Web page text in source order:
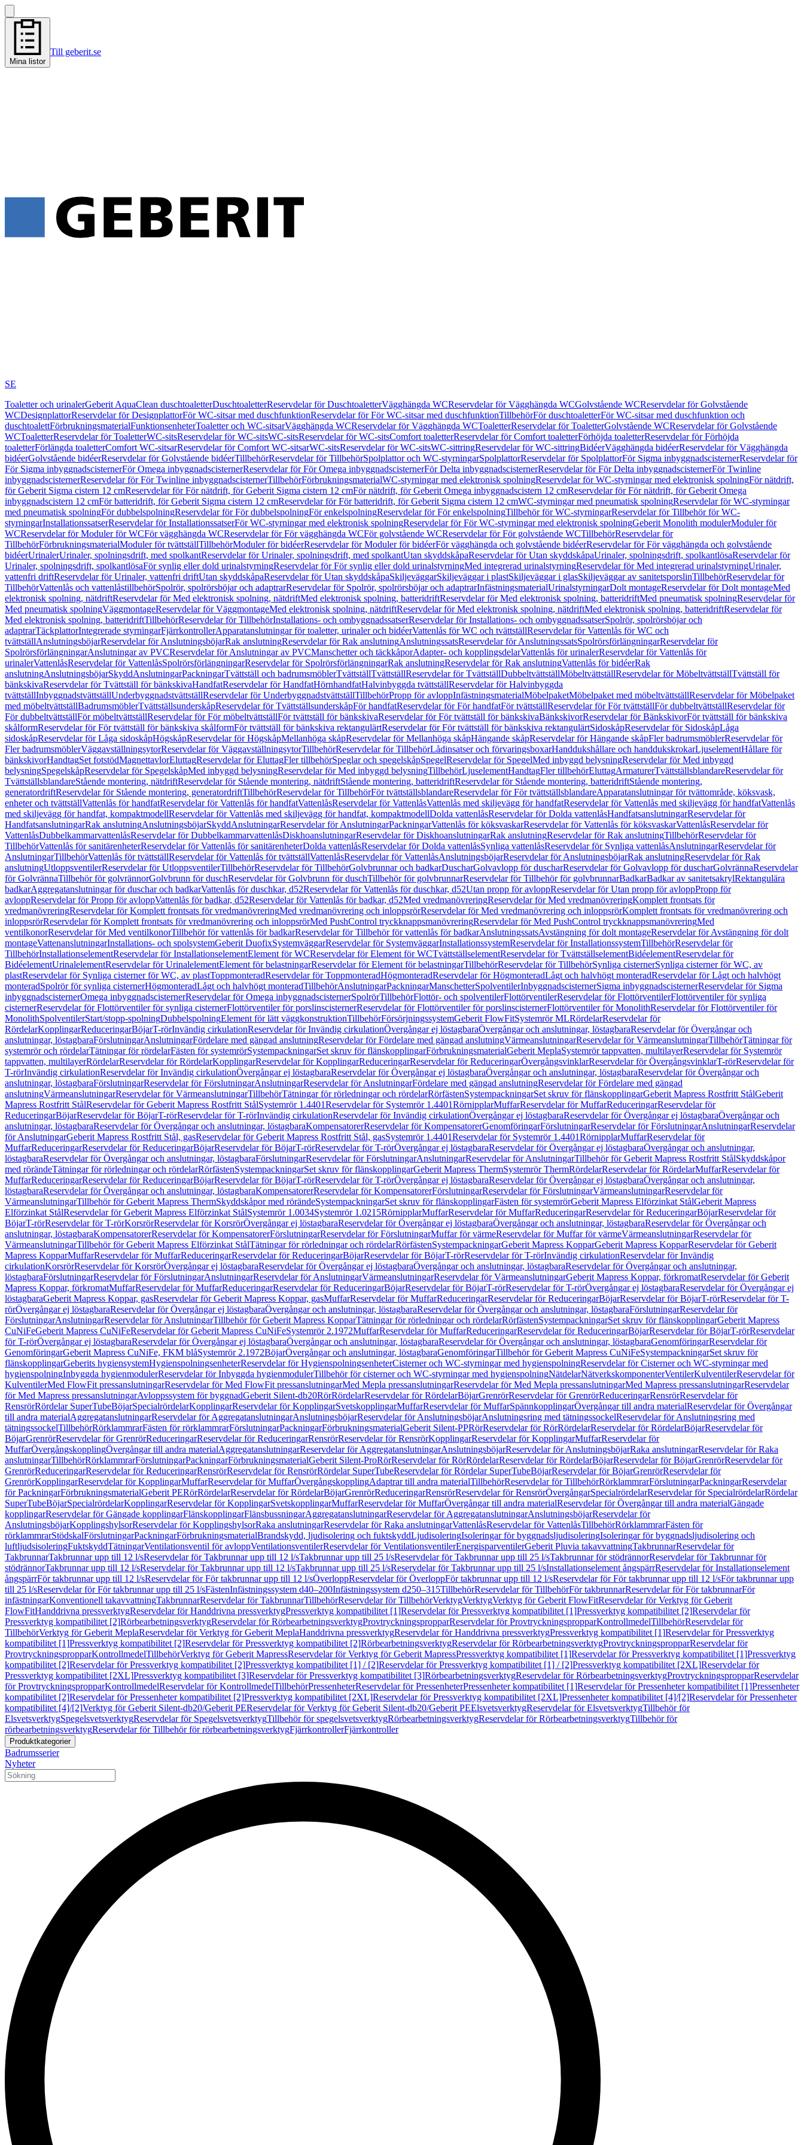
Mina listor
Till geberit.se
SE
Toaletter och urinalerGeberit AquaClean duschtoaletterDuschtoaletterReservdelar för DuschtoaletterVägghängda WCReservdelar för Vägghängda WCGolvstående WCReservdelar för Golvstående
WCDesignplattorReservdelar för DesignplattorFör WC-sitsar med duschfunktionReservdelar för För WC-sitsar med duschfunktionTillbehörFör duschtoaletterFör WC-sitsar med duschfunktion och
duschtoalettFörbrukningsmaterialFunktionsenheterToaletter och WC-sitsarVägghängda WCReservdelar för Vägghängda WCToaletterReservdelar för ToaletterGolvstående WCReservdelar för Golvstående
WCToaletterReservdelar för ToaletterWC-sitsReservdelar för WC-sitsWC-sitsReservdelar för WC-sitsComfort toaletterReservdelar för Comfort toaletterFörhöjda toaletterReservdelar för Förhöjda
toaletterFörlängda toaletterComfort WC-sitsarReservdelar för Comfort WC-sitsarWC-sitsReservdelar för WC-sitsWC-sittringReservdelar för WC-sittringBidéerVägghängda bidéerReservdelar för Vägghängda
bidéerGolvstående bidéerReservdelar för Golvstående bidéerTillbehörReservdelar för TillbehörSpolplattor och WC-styrningarSpolplattorReservdelar för SpolplattorFör Sigma inbyggnadscisternerReservdelar för
För Sigma inbyggnadscisternerFör Omega inbyggnadscisternerReservdelar för För Omega inbyggnadscisternerFör Delta inbyggnadscisternerReservdelar för För Delta inbyggnadscisternerFör Twinline
inbyggnadscisternerReservdelar för För Twinline inbyggnadscisternerTillbehörFörbrukningsmaterialWC-styrningar med elektronisk spolningReservdelar för WC-styrningar med elektronisk spolningFör nätdrift,
för Geberit Sigma cistern 12 cmReservdelar för För nätdrift, för Geberit Sigma cistern 12 cmFör nätdrift, för Geberit Omega inbyggnadscistern 12 cmReservdelar för För nätdrift, för Geberit Omega
inbyggnadscistern 12 cmFör batteridrift, för Geberit Sigma cistern 12 cmReservdelar för För batteridrift, för Geberit Sigma cistern 12 cmWC-styrningar med pneumatisk spolningReservdelar för WC-styrningar
med pneumatisk spolningFör dubbelspolningReservdelar för För dubbelspolningFör enkelspolningReservdelar för För enkelspolningTillbehör för WC-styrningarReservdelar för Tillbehör för WC-
styrningarInstallationssatserReservdelar för InstallationssatserFör WC-styrningar med elektronisk spolningReservdelar för För WC-styrningar med elektronisk spolningGeberit Monolith modulerModuler för
WCReservdelar för Moduler för WCFör vägghängda WCReservdelar för För vägghängda WCFör golvstående WCReservdelar för För golvstående WCTillbehörReservdelar för
TillbehörFörbrukningsmaterialModuler för tvättställTillbehörModuler för bidéerReservdelar för Moduler för bidéerFör vägghängda och golvstående bidéerReservdelar för För vägghängda och golvstående
bidéerUrinalerUrinaler, spolningsdrift, med spolkantReservdelar för Urinaler, spolningsdrift, med spolkantUtan skyddskåpaReservdelar för Utan skyddskåpaUrinaler, spolningsdrift, spolkantlösaReservdelar för
Urinaler, spolningsdrift, spolkantlösaFör synlig eller dold urinalstyrningReservdelar för För synlig eller dold urinalstyrningMed integrerad urinalstyrningReservdelar för Med integrerad urinalstyrningUrinaler,
vattenfri driftReservdelar för Urinaler, vattenfri driftUtan skyddskåpaReservdelar för Utan skyddskåpaSkiljeväggarSkiljeväggar i plastSkiljeväggar i glasSkiljeväggar av sanitetsporslinTillbehörReservdelar för
TillbehörVattenlås och vattenlåstillbehörSpolrör, spolrörsböjar och adaptrarReservdelar för Spolrör, spolrörsböjar och adaptrarInfästningsmaterialUrinalstyrningarDolt montageReservdelar för Dolt montageMed
elektronisk spolning, nätdriftReservdelar för Med elektronisk spolning, nätdriftMed elektronisk spolning, batteridriftReservdelar för Med elektronisk spolning, batteridriftMed pneumatisk spolningReservdelar för
Med pneumatisk spolningVäggmontageReservdelar för VäggmontageMed elektronisk spolning, nätdriftReservdelar för Med elektronisk spolning, nätdriftMed elektronisk spolning, batteridriftReservdelar för
Med elektronisk spolning, batteridriftTillbehörReservdelar för TillbehörInstallations- och ombyggnadssatserReservdelar för Installations- och ombyggnadssatserSpolrör, spolrörsböjar och
adaptrarTäckplattorIntegrerade styrningarFjärrkontrollerApparatanslutningar för toaletter, urinaler och bidéerVattenlås för WC och tvättställReservdelar för Vattenlås för WC och
tvättställAnslutningsböjarReservdelar för AnslutningsböjarRak anslutningReservdelar för Rak anslutningAnslutningssatsReservdelar för AnslutningssatsSpolrörsförlängningarReservdelar för
SpolrörsförlängningarAnslutningar av PVCReservdelar för Anslutningar av PVCManschetter och täckkåporAdapter- och kopplingsdelarVattenlås för urinalerReservdelar för Vattenlås för
urinalerVattenlåsReservdelar för VattenlåsSpolrörsförlängningarReservdelar för SpolrörsförlängningarRak anslutningReservdelar för Rak anslutningVattenlås för bidéerRak
anslutningAnslutningsböjarSkyddAnslutningarPackningarTvättställ och badrumsmöblerTvättställTvättställReservdelar för TvättställDubbeltvättställMöbeltvättställReservdelar för MöbeltvättställTvättställ för
bänkskivaReservdelar för Tvättställ för bänkskivaHandfatReservdelar för HandfatHörnhandfatHalvinbyggda tvättställReservdelar för Halvinbyggda
tvättställInbyggnadstvättställUnderbyggnadstvättställReservdelar för UnderbyggnadstvättställTillbehörPropp för avloppInfästningsmaterialMöbelpaketMöbelpaket med möbeltvättställReservdelar för Möbelpaket
med möbeltvättställBadrumsmöblerTvättställsunderskåpReservdelar för TvättställsunderskåpFör handfatReservdelar för För handfatFör tvättställReservdelar för För tvättställFör dubbeltvättställReservdelar för
För dubbeltvättställFör möbeltvättställReservdelar för För möbeltvättställFör tvättställ för bänkskivaReservdelar för För tvättställ för bänkskivaBänkskivorReservdelar för BänkskivorFör tvättställ för bänkskiva
skålformReservdelar för För tvättställ för bänkskiva skålformFör tvättställ för bänkskiva rektangulärtReservdelar för För tvättställ för bänkskiva rektangulärtSidoskåpReservdelar för SidoskåpLåga
sidoskåpReservdelar för Låga sidoskåpHögskåpReservdelar för HögskåpMellanhöga skåpReservdelar för Mellanhöga skåpHängande skåpReservdelar för Hängande skåpFler badrumsmöblerReservdelar för
Fler badrumsmöblerVäggavställningsytorReservdelar för VäggavställningsytorTillbehörReservdelar för TillbehörLådinsatser och förvaringsboxarHanddukshållare och handdukskrokarLjuselementHållare för
bänkskivorHandtagSet fotstödMagnettavlorEluttagReservdelar för EluttagFler tillbehörSpeglar och spegelskåpSpegelReservdelar för SpegelMed inbyggd belysningReservdelar för Med inbyggd
belysningSpegelskåpReservdelar för SpegelskåpMed inbyggd belysningReservdelar för Med inbyggd belysningTillbehörLjuselementHandtagFler tillbehörEluttagArmaturerTvättställsblandareReservdelar för
TvättställsblandareStående montering, nätdriftReservdelar för Stående montering, nätdriftStående montering, batteridriftReservdelar för Stående montering, batteridriftStående montering,
generatordriftReservdelar för Stående montering, generatordriftTillbehörReservdelar för TillbehörFör tvättställsblandareReservdelar för För tvättställsblandareApparatanslutningar för tvättområde, köksvask,
enheter och tvättställVattenlås för handfatReservdelar för Vattenlås för handfatVattenlåsReservdelar för VattenlåsVattenlås med skiljevägg för handfatReservdelar för Vattenlås med skiljevägg för handfatVattenlås
med skiljevägg för handfat, kompaktmodellReservdelar för Vattenlås med skiljevägg för handfat, kompaktmodellDolda vattenlåsReservdelar för Dolda vattenlåsHandfatsanslutningarReservdelar för
HandfatsanslutningarRak anslutningAnslutningsböjarSkyddAnslutningarReservdelar för AnslutningarPackningarVattenlås för köksvaskarReservdelar för Vattenlås för köksvaskarVattenlåsReservdelar för
VattenlåsDubbelkammarvattenlåsReservdelar för DubbelkammarvattenlåsDiskhoanslutningarReservdelar för DiskhoanslutningarRak anslutningReservdelar för Rak anslutningTillbehörReservdelar för
TillbehörVattenlås för sanitärenheterReservdelar för Vattenlås för sanitärenheterDolda vattenlåsReservdelar för Dolda vattenlåsSynliga vattenlåsReservdelar för Synliga vattenlåsAnslutningarReservdelar för
AnslutningarTillbehörVattenlås för tvättställReservdelar för Vattenlås för tvättställVattenlåsReservdelar för VattenlåsAnslutningsböjarReservdelar för AnslutningsböjarRak anslutningReservdelar för Rak
anslutningUtloppsventilerReservdelar för UtloppsventilerTillbehörReservdelar för TillbehörGolvbrunnar och badkarDuscharGolvavlopp för duscharReservdelar för Golvavlopp för duscharGolvrännaReservdelar
för GolvrännaTillbehör för golvrännorGolvbrunn för duschReservdelar för Golvbrunn för duschTillbehör för golvbrunnarReservdelar för Tillbehör för golvbrunnarBadkarBadkar av sanitetsakrylRektangulära
badkarAggregatanslutningar för duschar och badkarVattenlås för duschkar, d52Reservdelar för Vattenlås för duschkar, d52Utan propp för avloppReservdelar för Utan propp för avloppPropp för
avloppReservdelar för Propp för avloppVattenlås för badkar, d52Reservdelar för Vattenlås för badkar, d52Med vredmanövreringReservdelar för Med vredmanövreringKomplett frontsats för
vredmanövreringReservdelar för Komplett frontsats för vredmanövreringMed vredmanövrering och inloppsrörReservdelar för Med vredmanövrering och inloppsrörKomplett frontsats för vredmanövrering och
inloppsrörReservdelar för Komplett frontsats för vredmanövrering och inloppsrörMed PushControl tryckknappsmanövreringReservdelar för Med PushControl tryckknappsmanövreringMed
ventilkonorReservdelar för Med ventilkonorTillbehör för vattenlås för badkarReservdelar för Tillbehör för vattenlås för badkarAnslutningssatsAvstängning för dolt montageReservdelar för Avstängning för dolt
montageVattenanslutningarInstallations- och spolsystemGeberit DuofixSystemväggarReservdelar för SystemväggarInstallationssystemReservdelar för InstallationssystemTillbehörReservdelar för
TillbehörInstallationselementReservdelar för InstallationselementElement för WCReservdelar för Element för WCTvättställselementReservdelar för TvättställselementBidéelementReservdelar för
BidéelementUrinalelementReservdelar för UrinalelementElement för belastningarReservdelar för Element för belastningarTillbehörReservdelar för TillbehörSynliga cisternerSynliga cisterner för WC, av
plastReservdelar för Synliga cisterner för WC, av plastToppmonteradReservdelar för ToppmonteradHögmonteradReservdelar för HögmonteradLågt och halvhögt monteradReservdelar för Lågt och halvhögt
monteradSpolrör för synliga cisternerHögmonteradLågt och halvhögt monteradTillbehörAnslutningarPackningarManschetterSpolventilerInbyggnadscisternerSigma inbyggnadscisternerReservdelar för Sigma
inbyggnadscisternerOmega inbyggnadscisternerReservdelar för Omega inbyggnadscisternerSpolrörTillbehörFlottör- och spolventilerFlottörventilerReservdelar för FlottörventilerFlottörventiler för synliga
cisternerReservdelar för Flottörventiler för synliga cisternerFlottörventiler för porslinscisternerReservdelar för Flottörventiler för porslinscisternerFlottörventiler för MonolithReservdelar för Flottörventiler för
MonolithSpolventilerStart/stopp-spolningDubbelspolningElement för lätt väggkonstruktionTillbehörFörsörjningssystemGeberit FlowFitSystemrör MLRördelarReservdelar för
RördelarKopplingarReduceringarBöjarT-rörInvändig cirkulationReservdelar för Invändig cirkulationÖvergångar ej löstagbaraÖvergångar och anslutningar, löstagbaraReservdelar för Övergångar och
anslutningar, löstagbaraFörslutningarAnslutningarFördelare med gängad anslutningReservdelar för Fördelare med gängad anslutningVärmeanslutningarReservdelar för VärmeanslutningarTillbehörTätningar för
systemrör och rördelarTätningar för rördelarFästen för systemrörSystempackningarSet skruv för flänskopplingarFörbrukningsmaterialGeberit MeplaSystemrör tappvatten, multilayerReservdelar för Systemrör
tappvatten, multilayerRördelarReservdelar för RördelarKopplingarReservdelar för KopplingarReduceringarReservdelar för ReduceringarÖvergångsvinklarReservdelar för ÖvergångsvinklarT-rörReservdelar för
T-rörInvändig cirkulationReservdelar för Invändig cirkulationÖvergångar ej löstagbaraReservdelar för Övergångar ej löstagbaraÖvergångar och anslutningar, löstagbaraReservdelar för Övergångar och
anslutningar, löstagbaraFörslutningarReservdelar för FörslutningarAnslutningarReservdelar för AnslutningarFördelare med gängad anslutningReservdelar för Fördelare med gängad
anslutningVärmeanslutningarReservdelar för VärmeanslutningarTillbehörTätningar för rörledningar och rördelarRörfästenSystempackningarSet skruv för flänskopplingarGeberit Mapress Rostfritt StålGeberit
Mapress Rostfritt StålReservdelar för Geberit Mapress Rostfritt StålSystemrör 1.4401Reservdelar för Systemrör 1.4401RörnipplarMuffarReservdelar för MuffarReduceringarReservdelar för
ReduceringarBöjarReservdelar för BöjarT-rörReservdelar för T-rörInvändig cirkulationReservdelar för Invändig cirkulationÖvergångar ej löstagbaraReservdelar för Övergångar ej löstagbaraÖvergångar och
anslutningar, löstagbaraReservdelar för Övergångar och anslutningar, löstagbaraKompensatorerReservdelar för KompensatorerGenomföringarFörslutningarReservdelar för FörslutningarAnslutningarReservdelar
för AnslutningarGeberit Mapress Rostfritt Stål, gasReservdelar för Geberit Mapress Rostfritt Stål, gasSystemrör 1.4401Reservdelar för Systemrör 1.4401RörnipplarMuffarReservdelar för
MuffarReduceringarReservdelar för ReduceringarBöjarReservdelar för BöjarT-rörReservdelar för T-rörÖvergångar ej löstagbaraReservdelar för Övergångar ej löstagbaraÖvergångar och anslutningar,
löstagbaraReservdelar för Övergångar och anslutningar, löstagbaraFörslutningarReservdelar för FörslutningarAnslutningarReservdelar för AnslutningarTillbehör för Geberit Mapress Rostfritt StålSkyddskåpor
med rörändeTätningar för rörledningar och rördelarRörfästenSystempackningarSet skruv för flänskopplingarGeberit Mapress ThermSystemrör ThermRördelarReservdelar för RördelarMuffarReservdelar för
MuffarReduceringarReservdelar för ReduceringarBöjarReservdelar för BöjarT-rörReservdelar för T-rörÖvergångar ej löstagbaraReservdelar för Övergångar ej löstagbaraÖvergångar och anslutningar,
löstagbaraReservdelar för Övergångar och anslutningar, löstagbaraKompensatorerReservdelar för KompensatorerFörslutningarReservdelar för FörslutningarVärmeanslutningarReservdelar för
VärmeanslutningarTillbehör för Geberit Mapress ThermSkyddskåpor med rörändeSystempackningarSet skruv för flänskopplingarFästen för systemrörGeberit Mapress Elförzinkat StålGeberit Mapress
Elförzinkat StålReservdelar för Geberit Mapress Elförzinkat StålSystemrör 1.0034Systemrör 1.0215RörnipplarMuffarReservdelar för MuffarReduceringarReservdelar för ReduceringarBöjarReservdelar för
BöjarT-rörReservdelar för T-rörKorsrörReservdelar för KorsrörÖvergångar ej löstagbaraReservdelar för Övergångar ej löstagbaraÖvergångar och anslutningar, löstagbaraReservdelar för Övergångar och
anslutningar, löstagbaraKompensatorerReservdelar för KompensatorerFörslutningarReservdelar för FörslutningarMuffar för värmeReservdelar för Muffar för värmeVärmeanslutningarReservdelar för
VärmeanslutningarTillbehör för Geberit Mapress Elförzinkat StålTätningar för rörledningar och rördelarRörfästenSystempackningarGeberit Mapress KopparGeberit Mapress KopparReservdelar för Geberit
Mapress KopparMuffarReservdelar för MuffarReduceringarReservdelar för ReduceringarBöjarReservdelar för BöjarT-rörReservdelar för T-rörInvändig cirkulationReservdelar för Invändig
cirkulationKorsrörReservdelar för KorsrörÖvergångar ej löstagbaraReservdelar för Övergångar ej löstagbaraÖvergångar och anslutningar, löstagbaraReservdelar för Övergångar och anslutningar,
löstagbaraFörslutningarReservdelar för FörslutningarAnslutningarReservdelar för AnslutningarVärmeanslutningarReservdelar för VärmeanslutningarGeberit Mapress Koppar, förkromatReservdelar för Geberit
Mapress Koppar, förkromatMuffarReservdelar för MuffarReduceringarReservdelar för ReduceringarBöjarReservdelar för BöjarT-rörReservdelar för T-rörÖvergångar ej löstagbaraReservdelar för Övergångar ej
löstagbaraGeberit Mapress Koppar, gasReservdelar för Geberit Mapress Koppar, gasMuffarReservdelar för MuffarReduceringarReservdelar för ReduceringarBöjarReservdelar för BöjarT-rörReservdelar för T-
rörÖvergångar ej löstagbaraReservdelar för Övergångar ej löstagbaraÖvergångar och anslutningar, löstagbaraReservdelar för Övergångar och anslutningar, löstagbaraFörslutningarReservdelar för
FörslutningarAnslutningarReservdelar för AnslutningarTillbehör för Geberit Mapress KopparTätningar för rörledningar och rördelarRörfästenSystempackningarSet skruv för flänskopplingarGeberit Mapress
CuNiFeGeberit Mapress CuNiFeReservdelar för Geberit Mapress CuNiFeSystemrör 2.1972MuffarReservdelar för MuffarReduceringarReservdelar för ReduceringarBöjarReservdelar för BöjarT-rörReservdelar
för T-rörÖvergångar ej löstagbaraReservdelar för Övergångar ej löstagbaraÖvergångar och anslutningar, löstagbaraReservdelar för Övergångar och anslutningar, löstagbaraGenomföringarReservdelar för
GenomföringarGeberit Mapress CuNiFe, FKM blåSystemrör 2.1972BöjarÖvergångar och anslutningar, löstagbaraGenomföringarTillbehör för Geberit Mapress CuNiFeSystempackningarSet skruv för
flänskopplingarGeberits hygiensystemHygienspolningsenheterReservdelar för HygienspolningsenheterCisterner och WC-styrningar med hygienspolningReservdelar för Cisterner och WC-styrningar med
hygienspolningInbyggda hygienmodulerReservdelar för Inbyggda hygienmodulerTillbehör för cisterner och WC-styrningar med hygienspolningNätdelarNätverkskomponenterVentilerKulventilerReservdelar för
KulventilerMed FlowFit pressanslutningarReservdelar för Med FlowFit pressanslutningarMed Mepla pressanslutningarReservdelar för Med Mepla pressanslutningarMed Mapress pressanslutningarReservdelar
för Med Mapress pressanslutningarAvloppssystem för byggnadGeberit Silent-db20RörRördelarReservdelar för RördelarBöjarGrenrörReservdelar för GrenrörReduceringarRensrörReservdelar för
RensrörRördelar SuperTubeBöjarSpecialrördelarKopplingarReservdelar för KopplingarSvetskopplingarMuffarReservdelar för MuffarSpännkopplingarÖvergångar till andra materialReservdelar för Övergångar
till andra materialAggregatanslutningarReservdelar för AggregatanslutningarAnslutningsböjarReservdelar för AnslutningsböjarAnslutningsring med tätningssockelReservdelar för Anslutningsring med
tätningssockelTillbehörRörklammrarFästen för rörklammrarFörslutningarPackningarFörbrukningsmaterialGeberit Silent-PPRörReservdelar för RörRördelarReservdelar för RördelarBöjarReservdelar för
BöjarGrenrörReservdelar för GrenrörReduceringarReservdelar för ReduceringarRensrörReservdelar för RensrörKopplingarReservdelar för KopplingarMuffarReservdelar för
MuffarÖvergångskopplingÖvergångar till andra materialAggregatanslutningarReservdelar för AggregatanslutningarAnslutningsböjarReservdelar för AnslutningsböjarRaka anslutningarReservdelar för Raka
anslutningarTillbehörRörklammrarFörslutningarPackningarFörbrukningsmaterialGeberit Silent-ProRörReservdelar för RörRördelarReservdelar för RördelarBöjarReservdelar för BöjarGrenrörReservdelar för
GrenrörReduceringarReservdelar för ReduceringarRensrörReservdelar för RensrörRördelar SuperTubeReservdelar för Rördelar SuperTubeBöjarReservdelar för BöjarGrenrörReservdelar för
GrenrörKopplingarReservdelar för KopplingarMuffarReservdelar för MuffarÖvergångskopplingAdaptrar till andra materialTillbehörReservdelar för TillbehörRörklammrarFörslutningarPackningarReservdelar
för PackningarFörbrukningsmaterialGeberit PERörRördelarReservdelar för RördelarBöjarGrenrörReduceringarRensrörReservdelar för RensrörÖvergångarSpecialrördelarReservdelar för SpecialrördelarRördelar
SuperTubeBöjarSpecialrördelarKopplingarReservdelar för KopplingarSvetskopplingarMuffarReservdelar för MuffarÖvergångar till andra materialReservdelar för Övergångar till andra materialGängade
kopplingarReservdelar för Gängade kopplingarFlänskopplingarFlänsbussningarAggregatanslutningarReservdelar för AggregatanslutningarAnslutningsböjarReservdelar för
AnslutningsböjarKopplingshylsorReservdelar för KopplingshylsorRaka anslutningarReservdelar för Raka anslutningarVattenlåsReservdelar för VattenlåsTillbehörRörklammrarFästen för
rörklammrarStödskalFörslutningarPackningarFörbrukningsmaterialBrandskydd, ljudisolering och fuktskyddLjudisoleringIsoleringar för byggnadsljudisoleringIsoleringar för byggnadsljudisolering och
luftljudsisoleringFuktskyddTätningarVentilationsventil för avloppVentilationsventilerReservdelar för VentilationsventilerEnergisparventilerGeberit Pluvia takavvattningTakbrunnarReservdelar för
TakbrunnarTakbrunnar upp till 12 l/sReservdelar för Takbrunnar upp till 12 l/sTakbrunnar upp till 25 l/sReservdelar för Takbrunnar upp till 25 l/sTakbrunnar för stödrännorReservdelar för Takbrunnar för
stödrännorTakbrunnar upp till 12 l/sReservdelar för Takbrunnar upp till 12 l/sTakbrunnar upp till 25 l/sReservdelar för Takbrunnar upp till 25 l/sInstallationselement ångspärrReservdelar för Installationselement
ångspärrFör takbrunnar upp till 12 l/sReservdelar för För takbrunnar upp till 12 l/sÖverloppReservdelar för ÖverloppFör takbrunnar upp till 12 l/sReservdelar för För takbrunnar upp till 12 l/sFör takbrunnar upp
till 25 l/sReservdelar för För takbrunnar upp till 25 l/sFästenInfästningssystem d40–200Infästningssystem d250–315TillbehörReservdelar för TillbehörFör takbrunnarReservdelar för För takbrunnarFör
infästningarKonventionell takavvattningTakbrunnarReservdelar för TakbrunnarTillbehörReservdelar för TillbehörVerktygVerktygVerktyg för Geberit FlowFitReservdelar för Verktyg för Geberit
FlowFitHanddrivna pressverktygReservdelar för Handdrivna pressverktygPressverktyg kompatibilitet [1]Reservdelar för Pressverktyg kompatibilitet [1]Pressverktyg kompatibilitet [2]Reservdelar för
Pressverktyg kompatibilitet [2]RörbearbetningsverktygReservdelar för RörbearbetningsverktygProvtryckningspropparReservdelar för ProvtryckningspropparKontrollmedelTillbehörReservdelar för
TillbehörVerktyg för Geberit MeplaReservdelar för Verktyg för Geberit MeplaHanddrivna pressverktygReservdelar för Handdrivna pressverktygPressverktyg kompatibilitet [1]Reservdelar för Pressverktyg
kompatibilitet [1]Pressverktyg kompatibilitet [2]Reservdelar för Pressverktyg kompatibilitet [2]RörbearbetningsverktygReservdelar för RörbearbetningsverktygProvtryckningspropparReservdelar för
ProvtryckningspropparKontrollmedelTillbehörVerktyg för Geberit MapressReservdelar för Verktyg för Geberit MapressPressverktyg kompatibilitet [1]Reservdelar för Pressverktyg kompatibilitet [1]Pressverktyg
kompatibilitet [2]Reservdelar för Pressverktyg kompatibilitet [2]Pressverktyg kompatibilitet [1] / [2]Reservdelar för Pressverktyg kompatibilitet [1] / [2]Pressverktyg kompatibilitet [2XL]Reservdelar för
Pressverktyg kompatibilitet [2XL]Pressverktyg kompatibilitet [3]Reservdelar för Pressverktyg kompatibilitet [3]RörbearbetningsverktygReservdelar för RörbearbetningsverktygProvtryckningspropparReservdelar
för ProvtryckningspropparKontrollmedelReservdelar för KontrollmedelTillbehörPressenheterReservdelar för PressenheterPressenheter kompatibilitet [1]Reservdelar för Pressenheter kompatibilitet [1]Pressenheter
kompatibilitet [2]Reservdelar för Pressenheter kompatibilitet [2]Pressverktyg kompatibilitet [2XL]Reservdelar för Pressverktyg kompatibilitet [2XL]Pressenheter kompatibilitet [4]/[2]Reservdelar för Pressenheter
kompatibilitet [4]/[2]Verktyg för Geberit Silent-db20/Geberit PEReservdelar för Verktyg för Geberit Silent-db20/Geberit PEElsvetsverktygReservdelar för ElsvetsverktygTillbehör för
ElsvetsverktygSpegelsvetsverktygReservdelar för SpegelsvetsverktygTillbehör för spegelsvetsverktygRörbearbetningsverktygReservdelar för RörbearbetningsverktygTillbehör för
rörbearbetningsverktygReservdelar för Tillbehör för rörbearbetningsverktygFjärrkontrollerFjärrkontroller
Produktkategorier
Badrumsserier
Nyheter